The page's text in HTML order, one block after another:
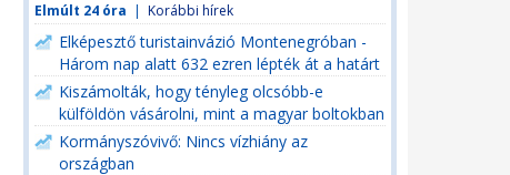
Elmúlt 24 óra | Korábbi hírek
Elképesztő turistainvázió Montenegróban -
Három nap alatt 632 ezren lépték át a határt
Kiszámolták, hogy tényleg olcsóbb-e
külföldön vásárolni, mint a magyar boltokban
Kormányszóvivő: Nincs vízhiány az
országban